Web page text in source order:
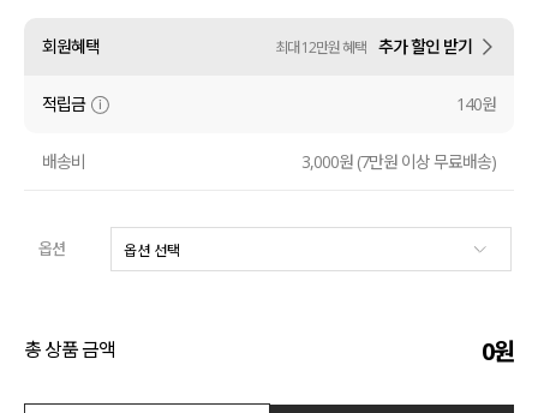
액티브
아우터
코디템
회원혜택 최대 12만원 혜택 추가 할인 받기
적립금 140원
배송비 3,000원 (7만원 이상 무료배송)
옵션
총 상품 금액 0원